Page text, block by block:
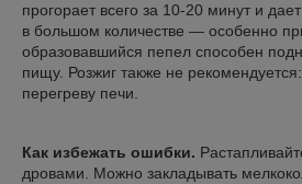
прогорает всего за 10-20 минут и
в большом количестве — особенно
образовавшийся пепел способен
пищу. Розжиг также не
перегреву печи.
Как избежать ошибки.
дровами. Можно закладывать